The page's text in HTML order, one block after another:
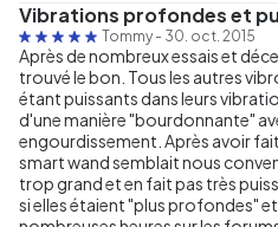
Vibrations profondes et
Tommy - 30. oct. 2015
Après de nombreux essais et
trouvé le bon. Tous les autres
étant puissants dans leurs
d'une manière "bourdonnante"
engourdissement. Après avoir
smart wand semblait nous
trop grand et en fait pas très
si elles étaient "plus profondes"